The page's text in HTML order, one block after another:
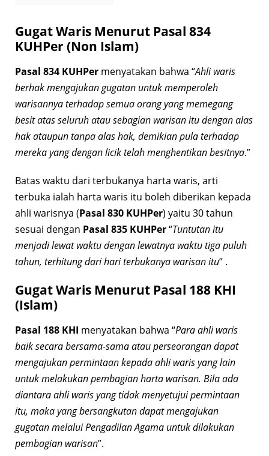
Gugat Waris Menurut Pasal 834
KUHPer (Non Islam)
Pasal 834 KUHPer menyatakan bahwa “Ahli waris
berhak mengajukan gugatan untuk memperoleh
warisannya terhadap semua orang yang memegang
besit atas seluruh atau sebagian warisan itu dengan alas
hak ataupun tanpa alas hak, demikian pula terhadap
mereka yang dengan licik telah menghentikan besitnya.”
Batas waktu dari terbukanya harta waris, arti
terbuka ialah harta waris itu boleh diberikan kepada
ahli warisnya (Pasal 830 KUHPer) yaitu 30 tahun
sesuai dengan Pasal 835 KUHPer“Tuntutan itu
menjadi lewat waktu dengan lewatnya waktu tiga puluh
tahun, terhitung dari hari terbukanya warisan itu” .
Gugat Waris Menurut Pasal 188 KHI
(Islam)
Pasal 188 KHI menyatakan bahwa “Para ahli waris
baik secara bersama-sama atau perseorangan dapat
mengajukan permintaan kepada ahli waris yang lain
untuk melakukan pembagian harta warisan. Bila ada
diantara ahli waris yang tidak menyetujui permintaan
itu, maka yang bersangkutan dapat mengajukan
gugatan melalui Pengadilan Agama untuk dilakukan
pembagian warisan”.